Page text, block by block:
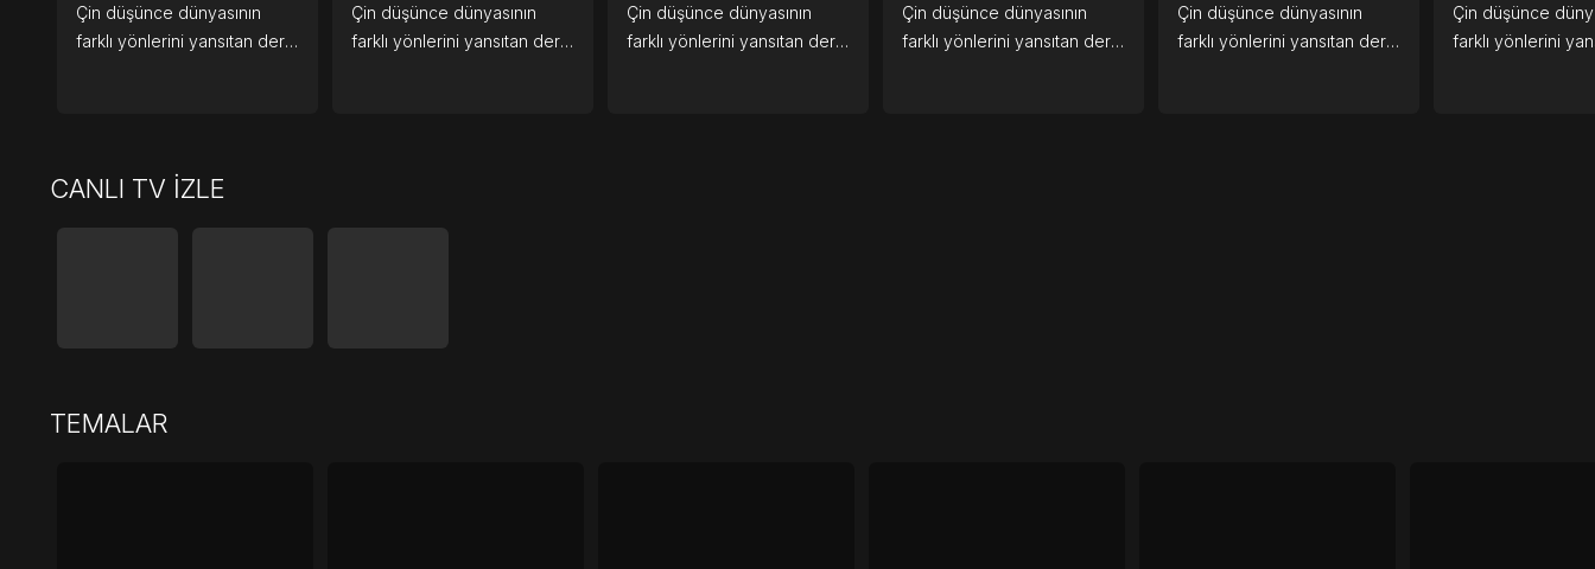
Çin düşünce dünyasının
farklı yönlerini yansıtan derin
Çin düşünce dünyasının
farklı yönlerini yansıtan derin
Çin düşünce dünyasının
farklı yönlerini yansıtan derin
Çin düşünce dünyasının
farklı yönlerini yansıtan derin
Çin düşünce dünyasının
farklı yönlerini yansıtan derin
Çin düşünce
farklı yönlerini
CANLI TV İZLE
TEMALAR